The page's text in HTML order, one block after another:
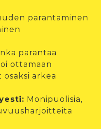
parantaminen
parantaa
ottamaan
arkea
Monipuolisia,